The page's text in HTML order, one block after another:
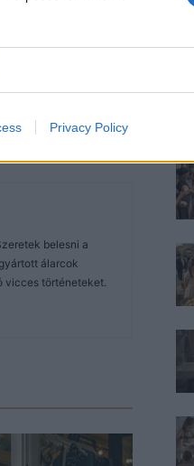
Privacy Policy
belesni a
álarcok
vicces történeteket.